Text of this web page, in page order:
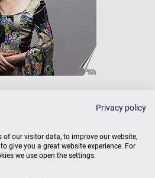
a déclaré: "Selon Chopin,
mieux comment écrire pour
tout le spectre de la
Privacy policy
of our visitor data, to improve our website,
give you a great website experience. For
we use open the settings.